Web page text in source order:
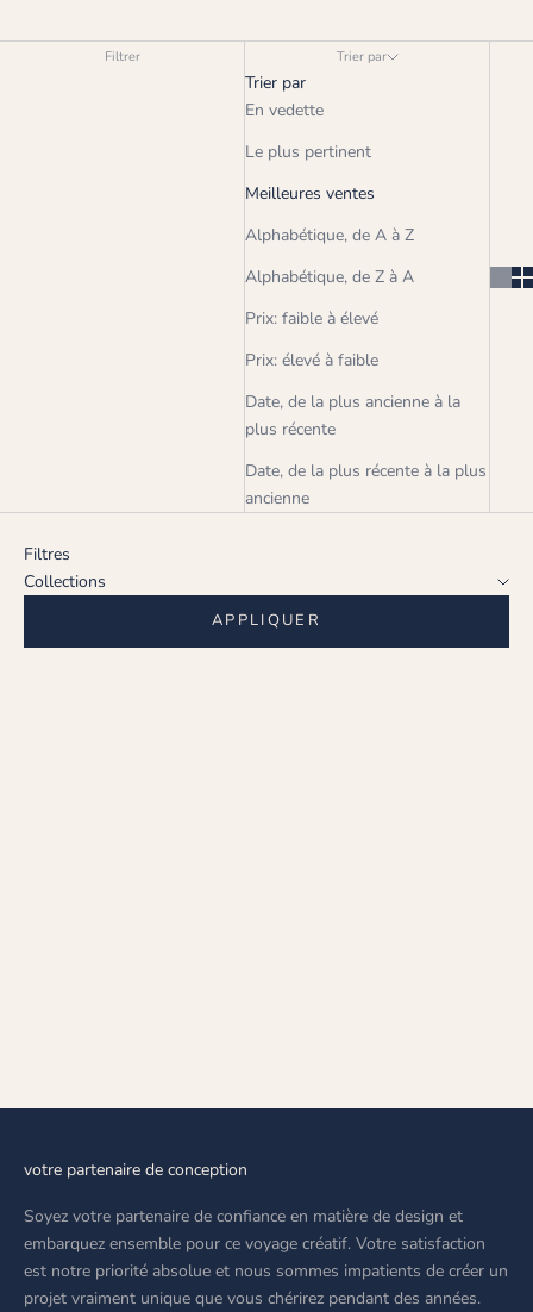
Filtrer Trier par
Trier par
En vedette
Le plus pertinent
Meilleures ventes
Alphabétique, de A à Z
Alphabétique, de Z à A
Prix: faible à élevé
Prix: élevé à faible
Date, de la plus ancienne à la
plus récente
Date, de la plus récente à la plus
ancienne
Filtres
Collections
APPLIQUER
votre partenaire de conception
Soyez votre partenaire de confiance en matière de design et
embarquez ensemble pour ce voyage créatif. Votre satisfaction
est notre priorité absolue et nous sommes impatients de créer un
projet vraiment unique que vous chérirez pendant des années.